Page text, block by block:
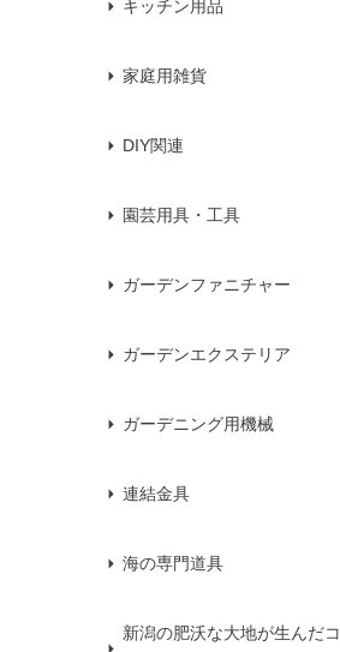
キッチン用品
家庭用雑貨
DIY関連
園芸用具・工具
ガーデンファニチャー
ガーデンエクステリア
ガーデニング用機械
連結金具
海の専門道具
新潟の肥沃な大地が生んだコ